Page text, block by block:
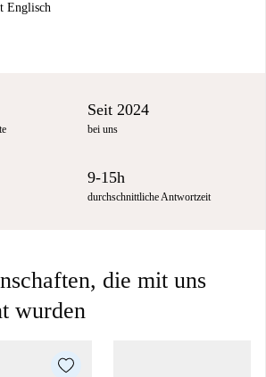
Englisch
Seit 2024
bei uns
9-15h
durchschnittliche Antwortzeit
die mit uns
wurden